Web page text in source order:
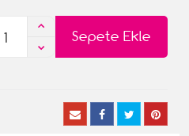
Sepete Ekle